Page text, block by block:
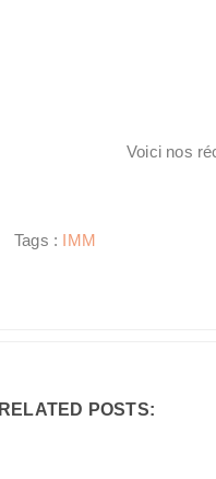
Voici nos
Tags : IMM
RELATED POSTS: